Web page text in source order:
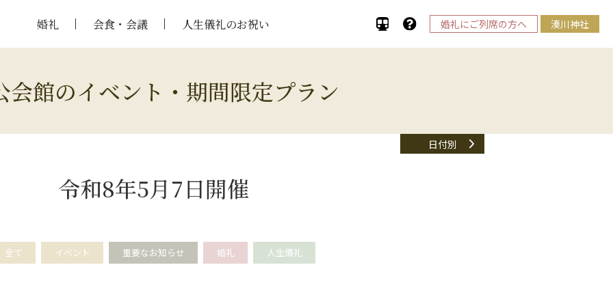
婚礼 会食・会議 人生儀礼のお祝い 婚礼にご列席の方へ 湊川神社
会館のイベント・期間限定プラン
日付別
令和8年5月7日開催
全て イベント 重要なお知らせ 婚礼 人生儀礼